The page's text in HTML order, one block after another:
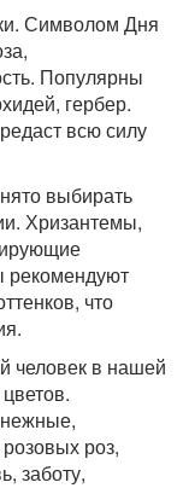
Символом Дня
Популярны
гербер.
всю силу
выбирать
Хризантемы,
рекомендуют
что
человек в нашей
роз,
заботу,